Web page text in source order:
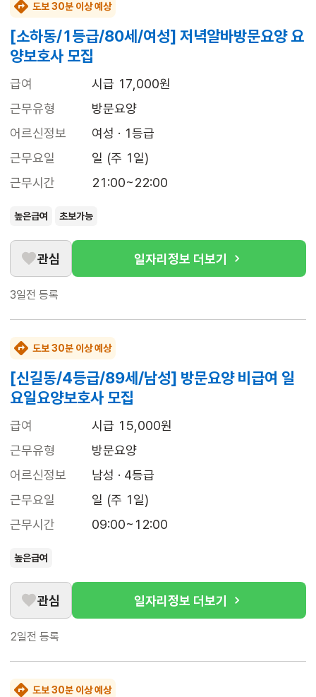
도보 30분 이상 예상
[소하동/1등급/80세/여성] 저녁알바방문요양 요
양보호사 모집
급여
시급 17,000원
근무유형
방문요양
어르신정보
여성 · 1등급
근무요일
일 (주 1일)
근무시간
21:00~22:00
높은급여 초보가능
관심 일자리정보 더보기
3일전 등록
도보 30분 이상 예상
[신길동/4등급/89세/남성] 방문요양 비급여 일
요일요양보호사 모집
급여
시급 15,000원
근무유형
방문요양
어르신정보
남성 · 4등급
근무요일
일 (주 1일)
근무시간
09:00~12:00
높은급여
관심 일자리정보 더보기
2일전 등록
도보 30분 이상 예상